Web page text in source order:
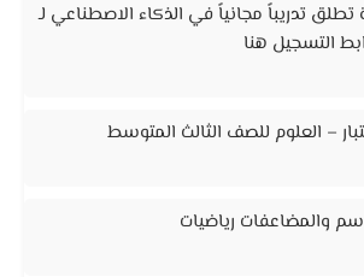
تدريباً مجانياً في الذكاء الاصطناعي لـ
– العلوم للصف الثالث المتوسط
والمضاعفات رياضيات